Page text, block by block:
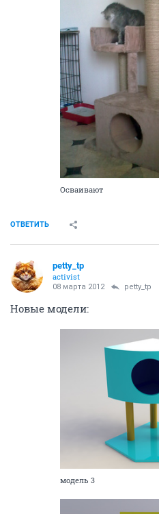
Осваивают
ОТВЕТИТЬ
petty_tp
activist
08 марта 2012 petty_tp
Новые модели:
модель 3